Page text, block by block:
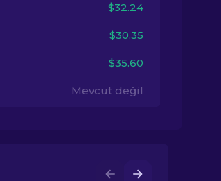
$32.24
$30.35
$35.60
Mevcut değil